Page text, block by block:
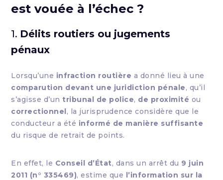
est vouée à l’échec ?
1. Délits routiers ou jugements
pénaux
Lorsqu’une infraction routière a donné lieu à une
comparution devant une juridiction pénale, qu’il
s’agisse d’un tribunal de police, de proximité ou
correctionnel, la jurisprudence considère que le
conducteur a été informé de manière suffisante
du risque de retrait de points.
En effet, le Conseil d’État, dans un arrêt du 9 juin
2011 (n° 335469), estime que l’information sur la